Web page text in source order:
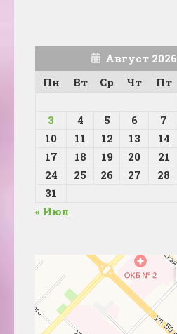
Август 2026
Пн
Вт Ср Чт Пт
3
4 5 6 7
10
11 12 13 14
17
18 19 20 21
24
25 26 27 28
31
« Июл